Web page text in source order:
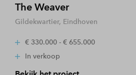
The Weaver
Gildekwartier, Eindhoven
€ 330.000 - € 655.000
In verkoop